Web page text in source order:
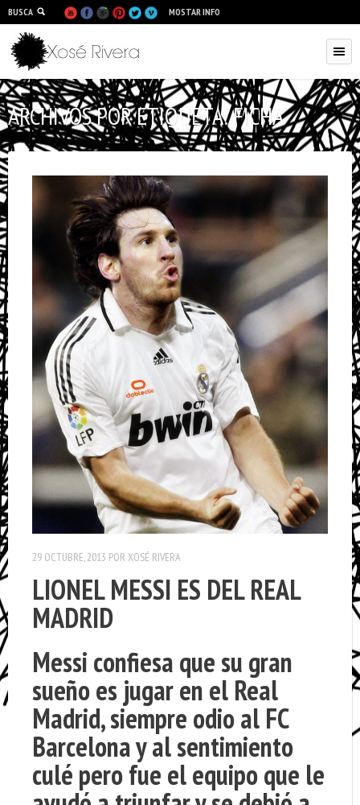
BUSCA MOSTAR INFO
ARCHIVOS POR ETIQUETA:FICHA
29 OCTUBRE, 2013 PORXOSÉ RIVERA
LIONEL MESSI ES DEL REAL
MADRID
Messi confiesa que su gran
sueño es jugar en el Real
Madrid, siempre odio al FC
Barcelona y al sentimiento
culé pero fue el equipo que le